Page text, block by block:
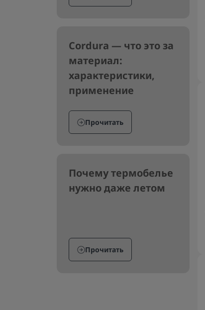
Cordura — что это за
материал:
характеристики,
применение
Прочитать
Почему термобелье
нужно даже летом
Прочитать